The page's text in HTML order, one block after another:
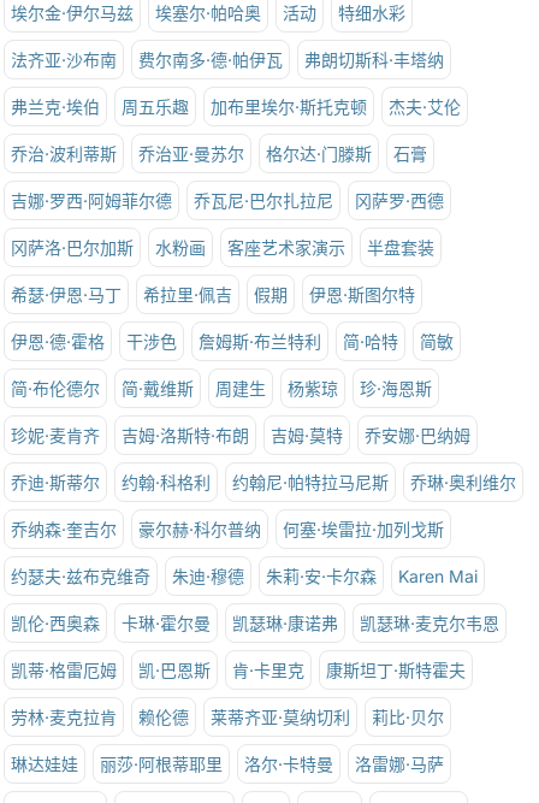
埃尔金·伊尔马兹 埃塞尔·帕哈奥 活动 特细水彩
法齐亚·沙布南 费尔南多·德·帕伊瓦 弗朗切斯科·丰塔纳
弗兰克·埃伯 周五乐趣 加布里埃尔·斯托克顿 杰夫·艾伦
乔治·波利蒂斯 乔治亚·曼苏尔 格尔达·门滕斯 石膏
吉娜·罗西·阿姆菲尔德 乔瓦尼·巴尔扎拉尼 冈萨罗·西德
冈萨洛·巴尔加斯 水粉画 客座艺术家演示 半盘套装
希瑟·伊恩·马丁 希拉里·佩吉 假期 伊恩·斯图尔特
伊恩·德·霍格 干涉色 詹姆斯·布兰特利 简·哈特 简敏
简·布伦德尔 简·戴维斯 周建生 杨紫琼 珍·海恩斯
珍妮·麦肯齐 吉姆·洛斯特·布朗 吉姆·莫特 乔安娜·巴纳姆
乔迪·斯蒂尔 约翰·科格利 约翰尼·帕特拉马尼斯 乔琳·奥利维尔
乔纳森·奎吉尔 豪尔赫·科尔普纳 何塞·埃雷拉·加列戈斯
约瑟夫·兹布克维奇 朱迪·穆德 朱莉·安·卡尔森 Karen Mai
凯伦·西奥森 卡琳·霍尔曼 凯瑟琳·康诺弗 凯瑟琳·麦克尔韦恩
凯蒂·格雷厄姆 凯·巴恩斯 肯·卡里克 康斯坦丁·斯特霍夫
劳林·麦克拉肯 赖伦德 莱蒂齐亚·莫纳切利 莉比·贝尔
琳达娃娃 丽莎·阿根蒂耶里 洛尔·卡特曼 洛雷娜·马萨